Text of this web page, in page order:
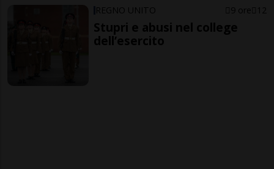
REGNO UNITO 9 ore 12
Stupri e abusi nel college
dell’esercito